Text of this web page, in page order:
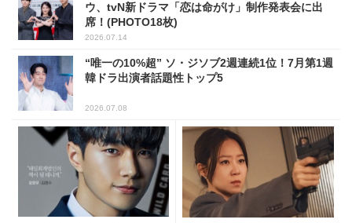
ウ、tvN新ドラマ「恋は命がけ」制作発表会に出
席！(PHOTO18枚)
2026.07.14
“唯一の10%超” ソ・ジソブ2週連続1位！7月第1週
韓ドラ出演者話題性トップ5
2026.07.08